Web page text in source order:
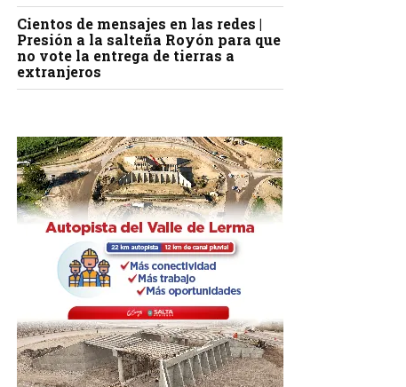
Cientos de mensajes en las redes |
Presión a la salteña Royón para que
no vote la entrega de tierras a
extranjeros